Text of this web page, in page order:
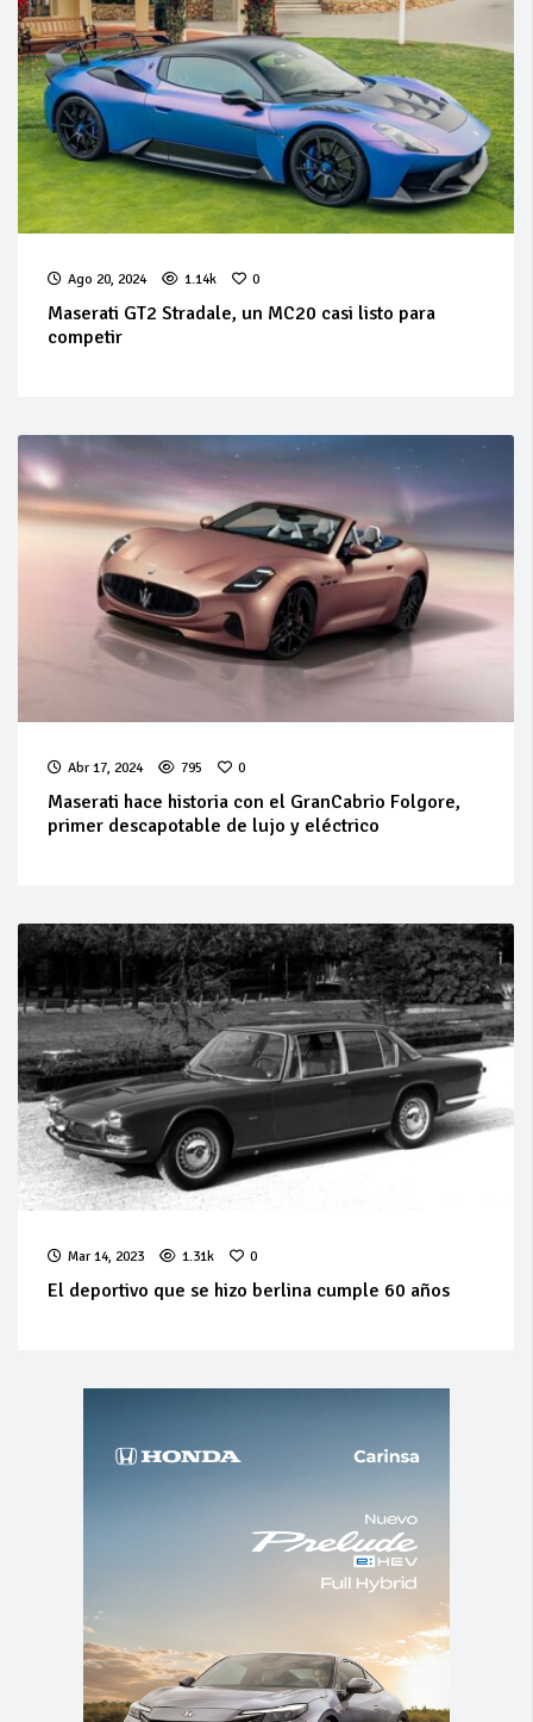
Ago 20, 2024 1.14k 0
Maserati GT2 Stradale, un MC20 casi listo para
competir
Abr 17, 2024 795 0
Maserati hace historia con el GranCabrio Folgore,
primer descapotable de lujo y eléctrico
Mar 14, 2023 1.31k 0
El deportivo que se hizo berlina cumple 60 años